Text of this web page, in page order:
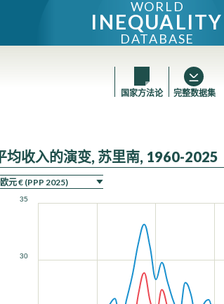
WORLD
INEQUALITY
DATABASE
国家方法论 完整数据集
平均收入的演变, 苏里南, 1960-2025
30
35